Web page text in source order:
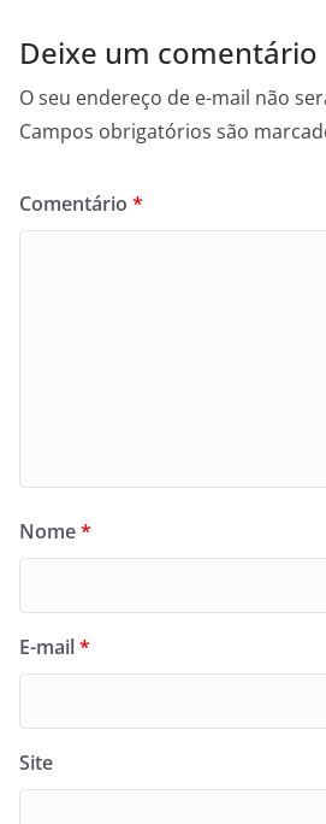
Deixe um comentário
O seu endereço de e-mail não
Campos obrigatórios são
Comentário *
Nome*
E-mail*
Site